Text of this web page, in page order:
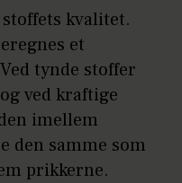
kvalitet.
et
tynde stoffer
ved kraftige
imellem
den samme som
prikkerne.